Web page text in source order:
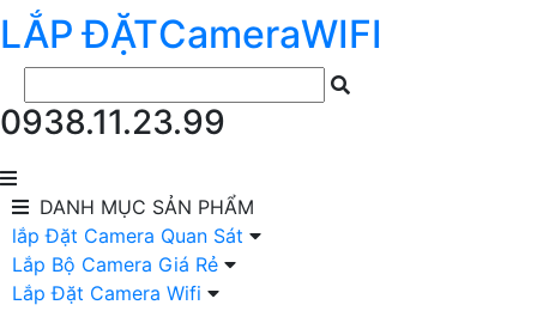
LẮP ĐẶTCameraWIFI
0938.11.23.99
DANH MỤC SẢN PHẨM
lắp Đặt Camera Quan Sát
Lắp Bộ Camera Giá Rẻ
Lắp Đặt Camera Wifi